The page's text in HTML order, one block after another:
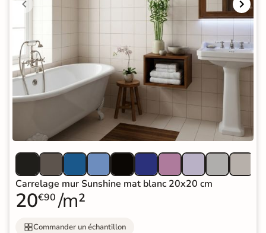
Carrelage mur Sunshine mat blanc 20x20 cm
20€90 /m²
Commander un échantillon